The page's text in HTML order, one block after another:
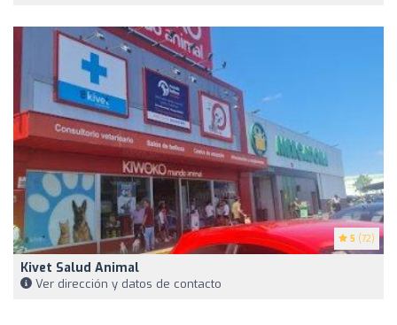
5 (72)
Kivet Salud Animal
Ver dirección y datos de contacto